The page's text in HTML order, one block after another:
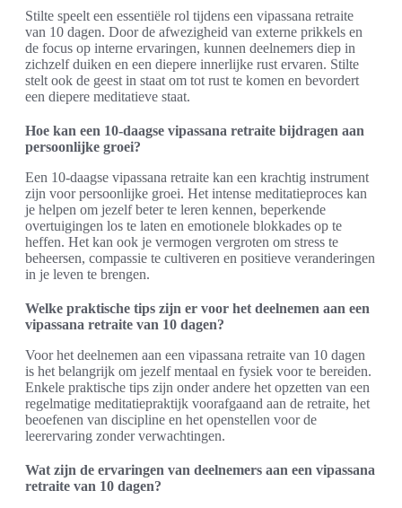
Stilte speelt een essentiële rol tijdens een vipassana retraite
van 10 dagen. Door de afwezigheid van externe prikkels en
de focus op interne ervaringen, kunnen deelnemers diep in
zichzelf duiken en een diepere innerlijke rust ervaren. Stilte
stelt ook de geest in staat om tot rust te komen en bevordert
een diepere meditatieve staat.
Hoe kan een 10-daagse vipassana retraite bijdragen aan
persoonlijke groei?
Een 10-daagse vipassana retraite kan een krachtig instrument
zijn voor persoonlijke groei. Het intense meditatieproces kan
je helpen om jezelf beter te leren kennen, beperkende
overtuigingen los te laten en emotionele blokkades op te
heffen. Het kan ook je vermogen vergroten om stress te
beheersen, compassie te cultiveren en positieve veranderingen
in je leven te brengen.
Welke praktische tips zijn er voor het deelnemen aan een
vipassana retraite van 10 dagen?
Voor het deelnemen aan een vipassana retraite van 10 dagen
is het belangrijk om jezelf mentaal en fysiek voor te bereiden.
Enkele praktische tips zijn onder andere het opzetten van een
regelmatige meditatiepraktijk voorafgaand aan de retraite, het
beoefenen van discipline en het openstellen voor de
leerervaring zonder verwachtingen.
Wat zijn de ervaringen van deelnemers aan een vipassana
retraite van 10 dagen?